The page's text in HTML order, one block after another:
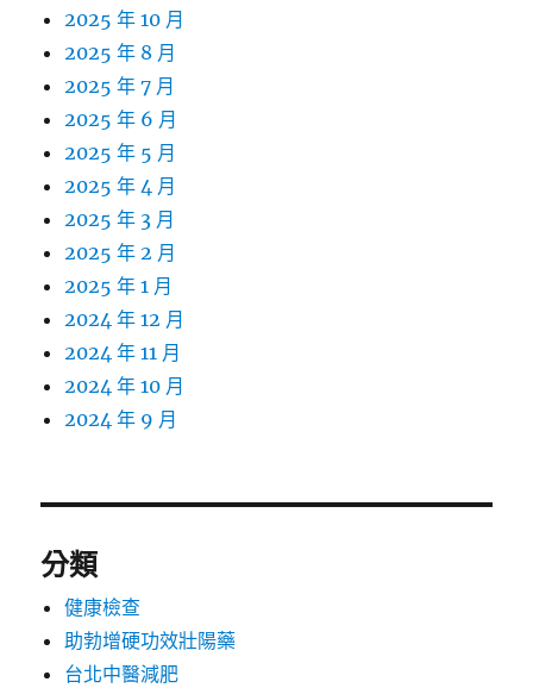
2025 年 10 月
2025 年 8 月
2025 年 7 月
2025 年 6 月
2025 年 5 月
2025 年 4 月
2025 年 3 月
2025 年 2 月
2025 年 1 月
2024 年 12 月
2024 年 11 月
2024 年 10 月
2024 年 9 月
分類
健康檢查
助勃增硬功效壯陽藥
台北中醫減肥